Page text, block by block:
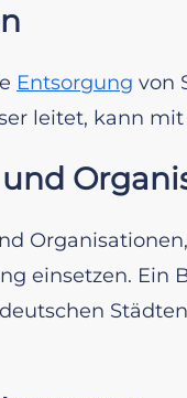
Entsorgung von
leitet, kann
einsetzen. Ein